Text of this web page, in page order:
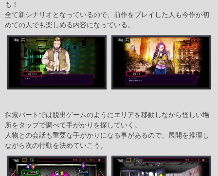
も！
全て新シナリオとなっているので、前作をプレイした人も今作が初
めての人でも楽しめる内容になっている。
探索パートでは脱出ゲームのようにエリアを移動しながら怪しい場
所をタップで調べて手がかりを探していく。
人物との会話も重要な手がかりになる事があるので、展開を推理し
ながら次の行動を決めていこう。